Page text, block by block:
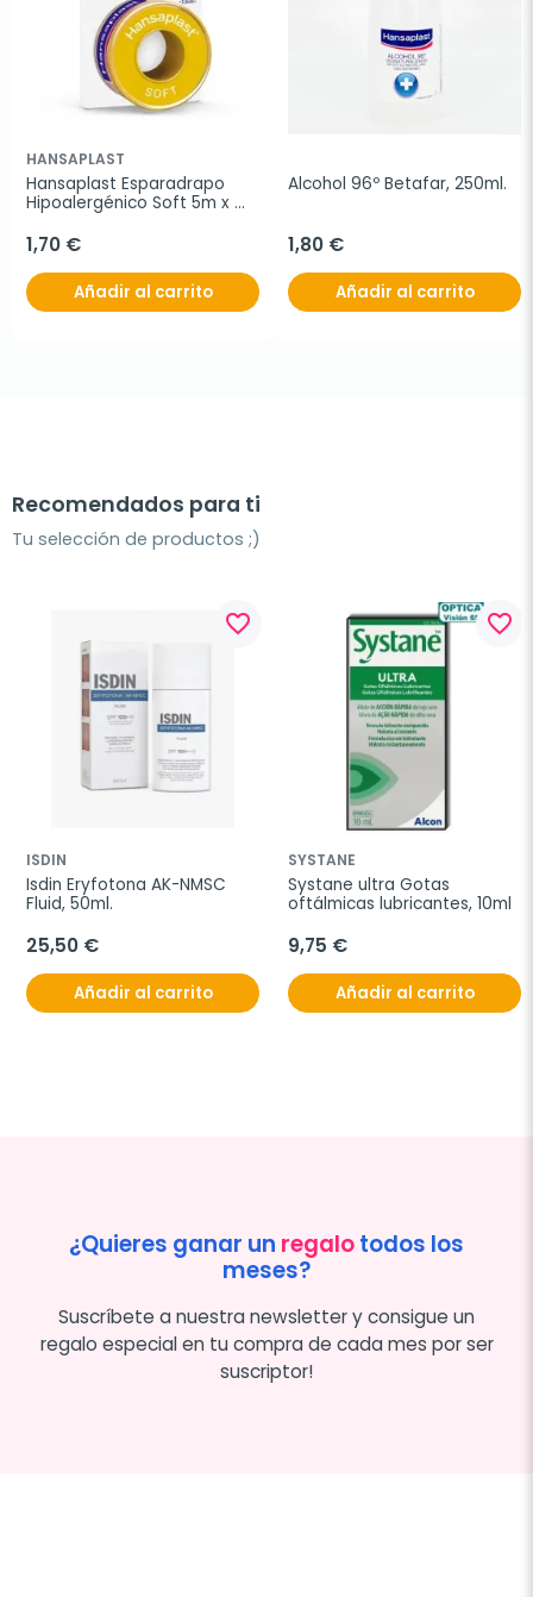
HANSAPLAST
Hansaplast Esparadrapo
Hipoalergénico Soft 5m x
1,70 €
Añadir al carrito
Alcohol 96º Betafar, 250ml.
1,80 €
Añadir al carrito
Recomendados para ti
Tu selección de productos ;)
favorite_border
ISDIN
Isdin Eryfotona AK-NMSC
Fluid, 50ml.
25,50 €
Añadir al carrito
favorite_border
SYSTANE
Systane ultra Gotas
oftálmicas lubricantes, 10ml
9,75 €
Añadir al carrito
¿Quieres ganar un regalotodos los
meses?
Suscríbete a nuestra newsletter y consigue un
regalo especial en tu compra de cada mes por ser
suscriptor!